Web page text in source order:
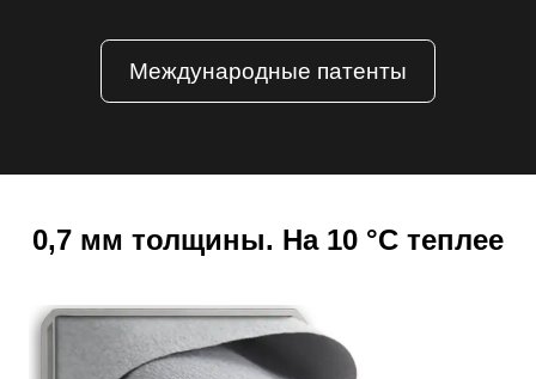
Международные патенты
0,7 мм толщины. На 10 °C теплее